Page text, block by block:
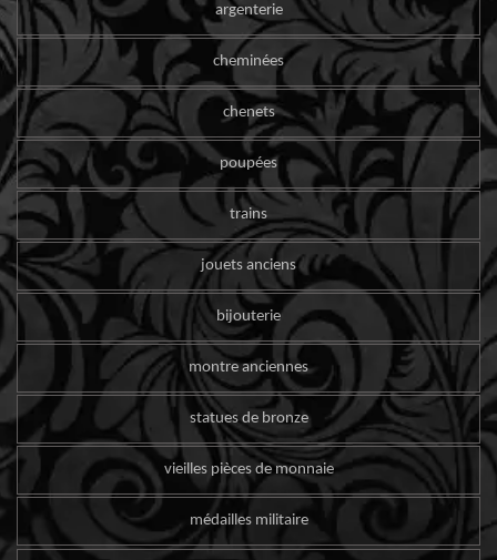
argenterie
cheminées
chenets
poupées
trains
jouets anciens
bijouterie
montre anciennes
statues de bronze
vieilles pièces de monnaie
médailles militaire